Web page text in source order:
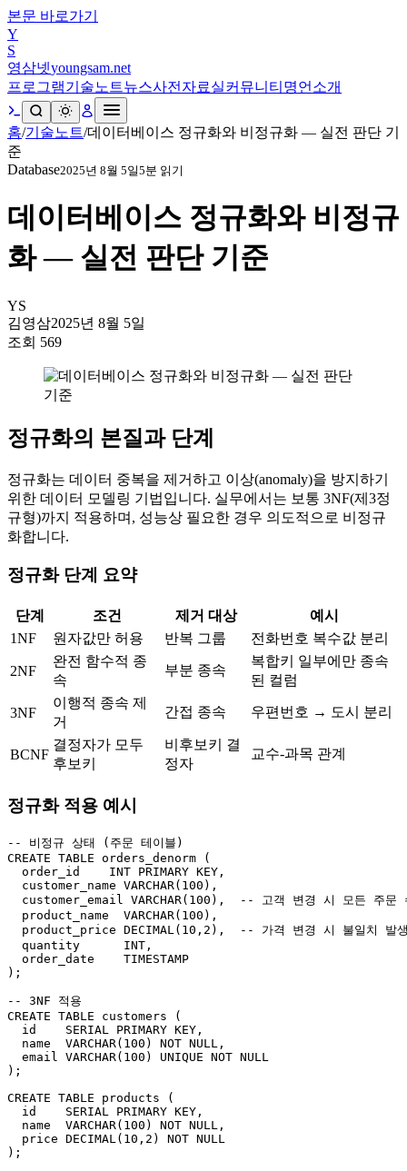
본문 바로가기
Y
S
영삼넷youngsam.net
프로그램기술노트뉴스사전 자료실커뮤니티 명언 소개
홈/기술노트/데이터베이스 정규화와 비정규화 — 실전 판단 기
준
Database2025년 8월 5일5분 읽기
데이터베이스 정규화와 비정규
화 — 실전 판단 기준
YS
김영삼2025년 8월 5일
조회 569
정규화의 본질과 단계
정규화는 데이터 중복을 제거하고 이상(anomaly)을 방지하기
위한 데이터 모델링 기법입니다. 실무에서는 보통 3NF(제3정
규형)까지 적용하며, 성능상 필요한 경우 의도적으로 비정규
화합니다.
정규화 단계 요약
단계 조건 제거 대상
예시
1NF
원자값만 허용 반복 그룹 전화번호 복수값 분리
2NF
완전 함수적 종
속
부분 종속
복합키 일부에만 종속
된 컬럼
3NF
이행적 종속 제
거
간접 종속 우편번호 → 도시 분리
BCNF
결정자가 모두
후보키
비후보키 결
정자
교수-과목 관계
정규화 적용 예시
-- 비정규 상태 (주문 테이블)
CREATE TABLE orders_denorm (
  order_id    INT PRIMARY KEY,
  customer_name VARCHAR(100),
customer_email VARCHAR(100),  -- 고객 변경 시 모든 주문
  product_name  VARCHAR(100),
product_price DECIMAL(10,2),  -- 가격 변경 시 불일치 발
  quantity      INT,
  order_date    TIMESTAMP
);
-- 3NF 적용
CREATE TABLE customers (
  id    SERIAL PRIMARY KEY,
  name  VARCHAR(100) NOT NULL,
  email VARCHAR(100) UNIQUE NOT NULL
);
CREATE TABLE products (
  id    SERIAL PRIMARY KEY,
  name  VARCHAR(100) NOT NULL,
  price DECIMAL(10,2) NOT NULL
);